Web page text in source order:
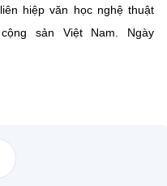
hiệp văn học nghệ thuật
sản Việt Nam. Ngày